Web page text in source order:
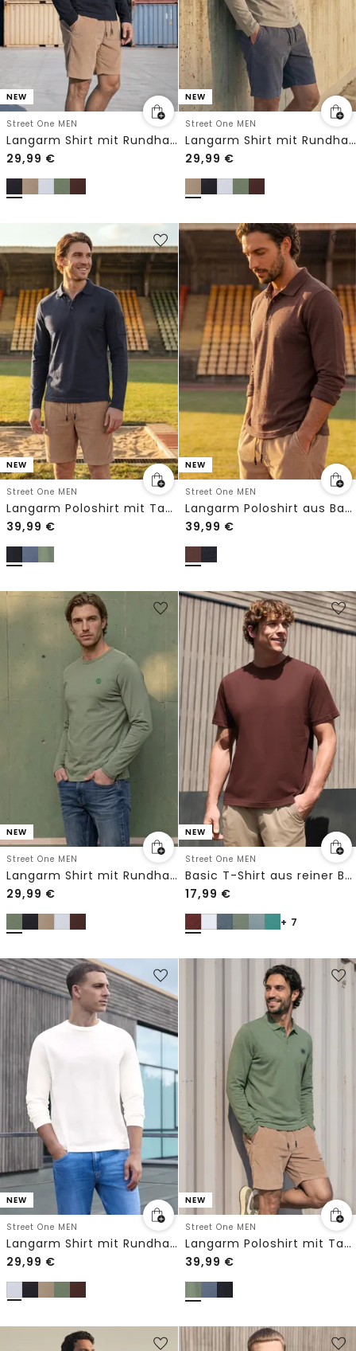
NEW
Street One MEN
Langarm Shirt mit Rundhals in Unifarbe
29,99 €
NEW
Street One MEN
Langarm Shirt mit Rundhals in Unifarbe
29,99 €
NEW
Street One MEN
Langarm Poloshirt mit Taschendetail
39,99 €
NEW
Street One MEN
Langarm Poloshirt aus Baumwolle
39,99 €
NEW
Street One MEN
Langarm Shirt mit Rundhals in Unifarbe
29,99 €
NEW
Street One MEN
Basic T-Shirt aus reiner Baumwolle
17,99 €
+ 7
NEW
Street One MEN
Langarm Shirt mit Rundhals in Unifarbe
29,99 €
NEW
Street One MEN
Langarm Poloshirt mit Taschendetail
39,99 €